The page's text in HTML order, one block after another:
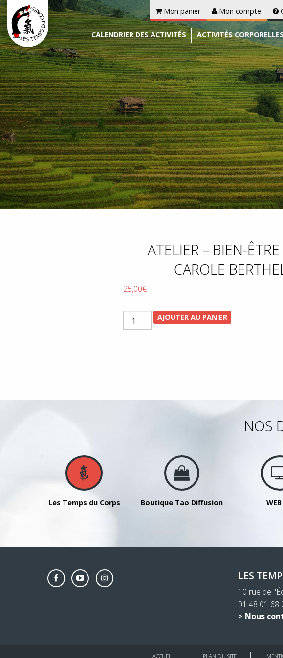
Mon panier Mon compte
CALENDRIER DES ACTIVITÉS ACTIVITÉS
ATELIER – BIEN-
CAROLE
25,00€
quantité
de
jambes
Mercredi
AJOUTER AU PANIER
NOS
Les Temps du Corps Boutique Tao Diffusion
LES
10 rue de
01 48 01 68
> Nous
ACCUEIL PLAN DU SITE